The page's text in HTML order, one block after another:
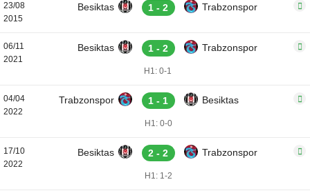
23/08
2015
Besiktas 1 - 2 Trabzonspor
06/11
2021
Besiktas 1 - 2 Trabzonspor
H1: 0-1
04/04
2022
Trabzonspor 1 - 1 Besiktas
H1: 0-0
17/10
2022
Besiktas 2 - 2 Trabzonspor
H1: 1-2